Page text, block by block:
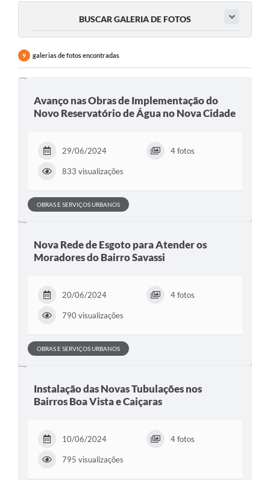
Obras Públicas
Legislação
Canais de Contato
Concursos e Processos Seletivos
BUSCAR GALERIA DE FOTOS
9 galerias de fotos encontradas
Avanço nas Obras de Implementação do
Novo Reservatório de Água no Nova Cidade
29/06/2024 4 fotos
833 visualizações
OBRAS E SERVIÇOS URBANOS
Nova Rede de Esgoto para Atender os
Moradores do Bairro Savassi
20/06/2024 4 fotos
790 visualizações
OBRAS E SERVIÇOS URBANOS
Instalação das Novas Tubulações nos
Bairros Boa Vista e Caiçaras
10/06/2024 4 fotos
795 visualizações